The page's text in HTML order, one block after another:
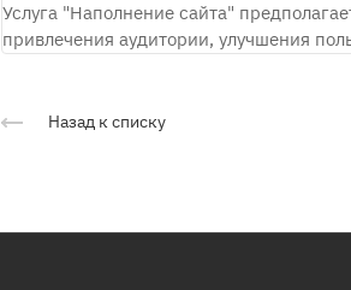
Услуга "Наполнение сайта"
привлечения аудитории, улучшения
Назад к списку